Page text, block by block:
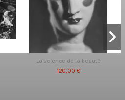
La science de la beauté
120,00 €